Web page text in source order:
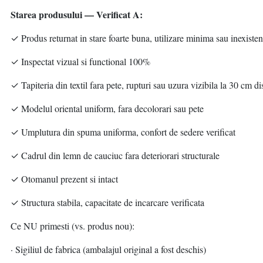
Starea produsului — Verificat A:
✓ Produs returnat in stare foarte buna, utilizare minima sau
✓ Inspectat vizual si functional 100%
✓ Tapiteria din textil fara pete, rupturi sau uzura vizibila la 30 cm
✓ Modelul oriental uniform, fara decolorari sau pete
✓ Umplutura din spuma uniforma, confort de sedere verificat
✓ Cadrul din lemn de cauciuc fara deteriorari structurale
✓ Otomanul prezent si intact
✓ Structura stabila, capacitate de incarcare verificata
Ce NU primesti (vs. produs nou):
· Sigiliul de fabrica (ambalajul original a fost deschis)